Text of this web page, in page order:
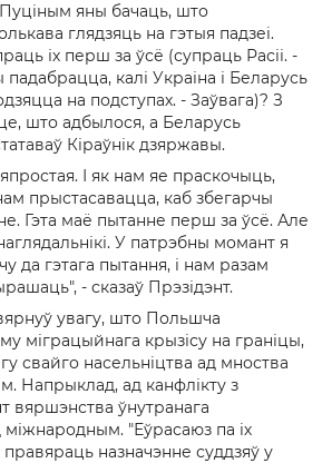
Пуціным яны бачаць, што
глядзяць на гэтыя падзеі.
іх перш за ўсё (супраць Расіі. -
падабрацца, калі Украіна і Беларусь
на подступах. - Заўвага)? З
што адбылося, а Беларусь
Кіраўнік дзяржавы.
І як нам яе праскочыць,
прыстасавацца, каб збегарчы
Гэта маё пытанне перш за ўсё. Але
У патрэбны момант я
да гэтага пытання, і нам разам
- сказаў Прэзідэнт.
увагу, што Польшча
міграцыйнага крызісу на граніцы,
свайго насельніцтва ад мноства
Напрыклад, ад канфлікту з
вяршэнства ўнутранага
міжнародным. "Еўрасаюз па іх
назначэнне суддзяў у